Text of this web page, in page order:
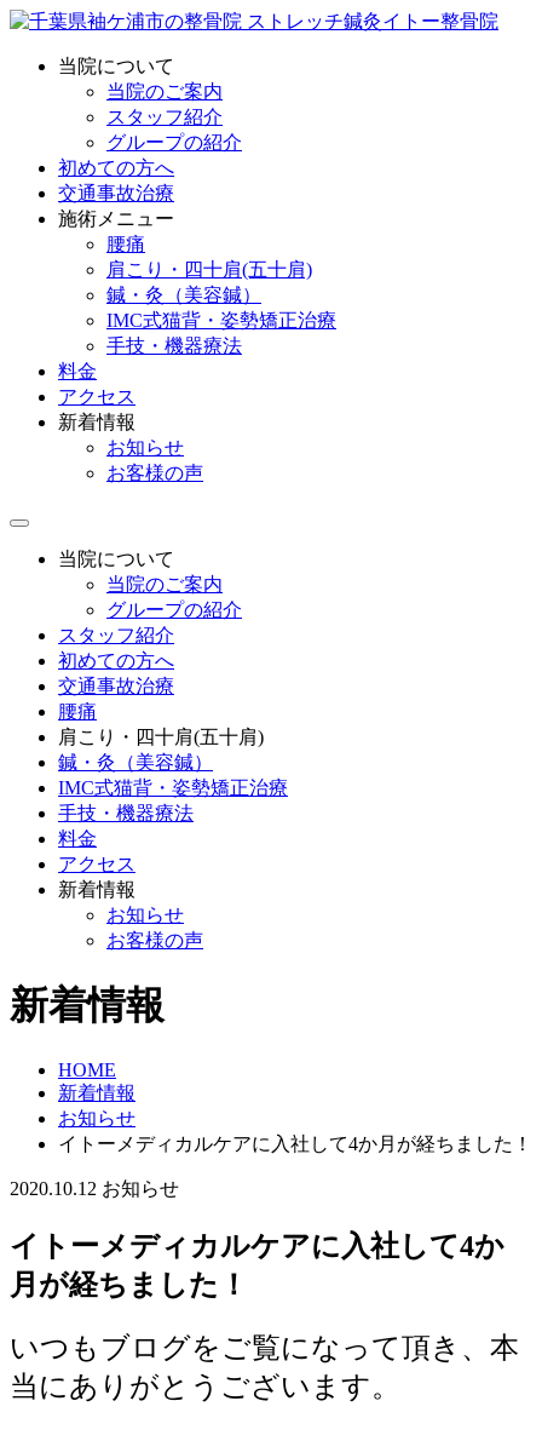
当院について
当院のご案内
スタッフ紹介
グループの紹介
初めての方へ
交通事故治療
施術メニュー
腰痛
肩こり・四十肩(五十肩)
鍼・灸（美容鍼）
IMC式猫背・姿勢矯正治療
手技・機器療法
料金
アクセス
新着情報
お知らせ
お客様の声
当院について
当院のご案内
グループの紹介
スタッフ紹介
初めての方へ
交通事故治療
腰痛
肩こり・四十肩(五十肩)
鍼・灸（美容鍼）
IMC式猫背・姿勢矯正治療
手技・機器療法
料金
アクセス
新着情報
お知らせ
お客様の声
新着情報
HOME
新着情報
お知らせ
イトーメディカルケアに入社して4か月が経ちました！
2020.10.12 お知らせ
イトーメディカルケアに入社して4か
月が経ちました！
いつもブログをご覧になって頂き、本
当にありがとうございます。